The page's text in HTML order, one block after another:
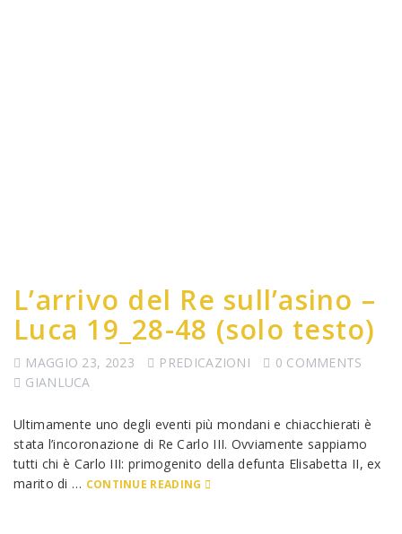
L’arrivo del Re sull’asino –
Luca 19_28-48 (solo testo)
MAGGIO 23, 2023 PREDICAZIONI
0 COMMENTS
GIANLUCA
Ultimamente uno degli eventi più mondani e chiacchierati è
stata l’incoronazione di Re Carlo III. Ovviamente sappiamo
tutti chi è Carlo III: primogenito della defunta Elisabetta II, ex
marito di … CONTINUE READING